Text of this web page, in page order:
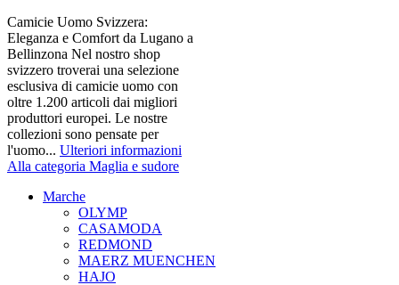
Camicie Uomo Svizzera:
Eleganza e Comfort da Lugano a
Bellinzona Nel nostro shop
svizzero troverai una selezione
esclusiva di camicie uomo con
oltre 1.200 articoli dai migliori
produttori europei. Le nostre
collezioni sono pensate per
l'uomo... Ulteriori informazioni
Alla categoria Maglia e sudore
Marche
OLYMP
CASAMODA
REDMOND
MAERZ MUENCHEN
HAJO